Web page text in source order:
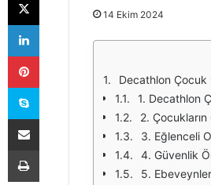
14 Ekim 2024
Decathlon Çocuk
1. Decathlon
2. Çocukların
3. Eğlenceli
4. Güvenlik
5.
LinkedIn
Pinterest
Skype
E-Posta ile paylaş